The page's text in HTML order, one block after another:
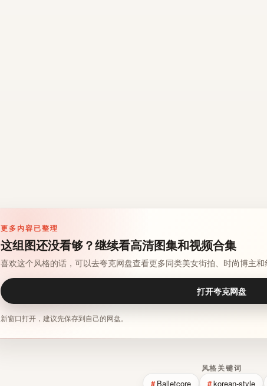
更多内容已整理
这组图还没看够？继续看高清图集和视频合集
喜欢这个风格的话，可以去夸克网盘查看更多同类美女街拍、时尚博主和
打开夸克网盘
新窗口打开，建议先保存到自己的网盘。
风格关键词
Balletcore korean-style